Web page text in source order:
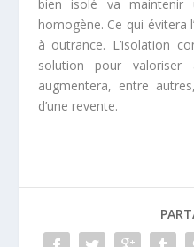
bien isolé va maintenir
homogène. Ce qui évitera
à outrance. L’isolation
solution pour
augmentera, entre
d’une revente.